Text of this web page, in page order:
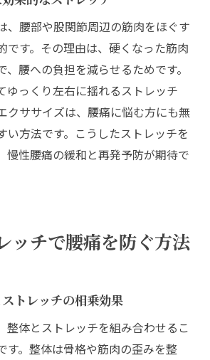
、腰部や股関節周辺の筋肉をほぐす
です。その理由は、硬くなった筋肉
、腰への負担を減らせるためです。
ゆっくり左右に揺れるストレッチ
クササイズは、腰痛に悩む方にも無
い方法です。こうしたストレッチを
慢性腰痛の緩和と再発予防が期待で
ッチで腰痛を防ぐ方法
トレッチの相乗効果
整体とストレッチを組み合わせるこ
す。整体は骨格や筋肉の歪みを整